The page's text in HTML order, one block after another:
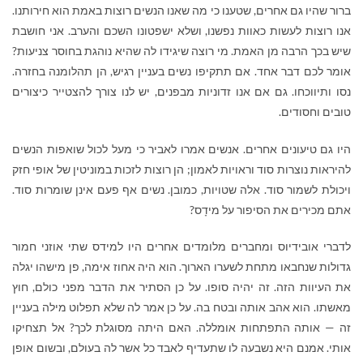
ברור שהיו גם אחרים, שטענו כי מה שאנו הנשים רוצות באמת הוא חירותנו.
אנו רוצות לעשות כאוות נפשנו, ושלא ישפטונו השכם והערב. אני חושבת
שיש בכך הרבה מן האמת. מי רוצה שיגידו לה שהיא נוהגת בחוסר צניעות?
אומר לכם דבר אחד. אם תתקיפו נשים בעניין רגיש, הן תהלומנה בחזרה.
נסו ותיווכחו. גם אם אנו זדוניות מבפנים, יש לנו צורך להצטייר כיצורים
טובים וחסודים.
היו גם טיעונים אחרים. אנשים אמרו לאביר כי מעל לכול שואפות הנשים
להיראות נוצרות סוד וראויות לאמון; הן רוצות לזכות במוניטין של אופי חזק
ויכולת לשמור סוד. אלה שטויות, כמובן. נשים אף פעם אינן שומרות סוד.
אתם מכירים את הסיפור על מידָס?
לדברי אובידיוס ומחברים מלומדים אחרים היו למידס שתי אוזני חמור
גדולות שנחבאו מתחת לשערו הארוך. הוא היה אחוז אימה, פן מישהו יגלה
את העיוות הזה. זה יהיה סופו. על כן הסתיר את הדבר מפני כולם, חוץ
מאשתו. הוא אהב אותה ובטח בה. על כן אמר לה שלא תפלוט מילה בעניין
זה — אותה התפתחות אומללה. האם היתה מסוגלת לכך? אל תצחיקו
אותי. אמנם היא נשבעה לו שתעדיף לאבד כל אשר לה בעולם, ובשום אופן